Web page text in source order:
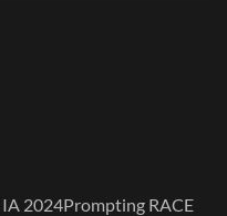
2024Prompting RACE